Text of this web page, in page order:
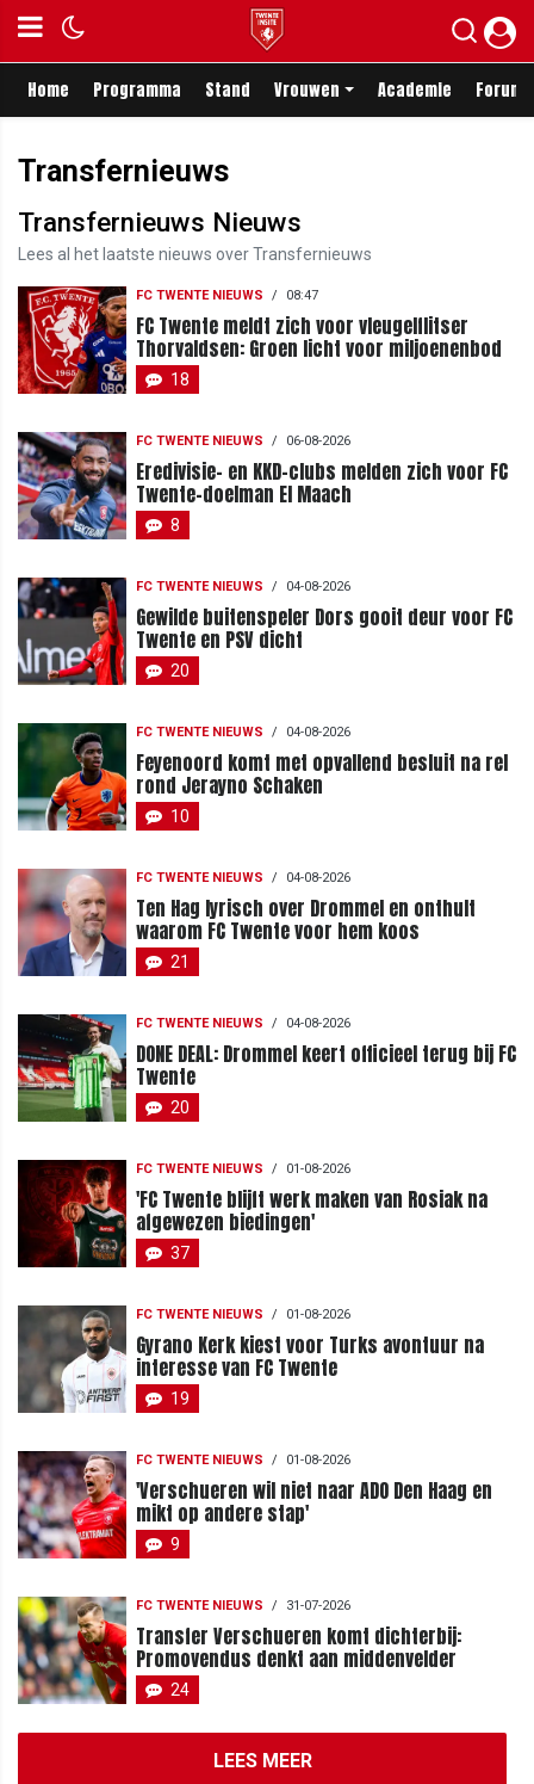
Home Programma Stand Vrouwen Academie Forum
Transfernieuws
Transfernieuws Nieuws
Lees al het laatste nieuws over Transfernieuws
FC TWENTE NIEUWS / 08:47
FC Twente meldt zich voor vleugelflitser
Thorvaldsen: Groen licht voor miljoenenbod
18
FC TWENTE NIEUWS / 06-08-2026
Eredivisie- en KKD-clubs melden zich voor FC
Twente-doelman El Maach
8
FC TWENTE NIEUWS / 04-08-2026
Gewilde buitenspeler Dors gooit deur voor FC
Twente en PSV dicht
20
FC TWENTE NIEUWS / 04-08-2026
Feyenoord komt met opvallend besluit na rel
rond Jerayno Schaken
10
FC TWENTE NIEUWS / 04-08-2026
Ten Hag lyrisch over Drommel en onthult
waarom FC Twente voor hem koos
21
FC TWENTE NIEUWS / 04-08-2026
DONE DEAL: Drommel keert officieel terug bij FC
Twente
20
FC TWENTE NIEUWS / 01-08-2026
'FC Twente blijft werk maken van Rosiak na
afgewezen biedingen'
37
FC TWENTE NIEUWS / 01-08-2026
Gyrano Kerk kiest voor Turks avontuur na
interesse van FC Twente
19
FC TWENTE NIEUWS / 01-08-2026
'Verschueren wil niet naar ADO Den Haag en
mikt op andere stap'
9
FC TWENTE NIEUWS / 31-07-2026
Transfer Verschueren komt dichterbij:
Promovendus denkt aan middenvelder
24
LEES MEER